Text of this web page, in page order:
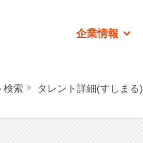
企業情報
検索 タレント詳細(すしまる)